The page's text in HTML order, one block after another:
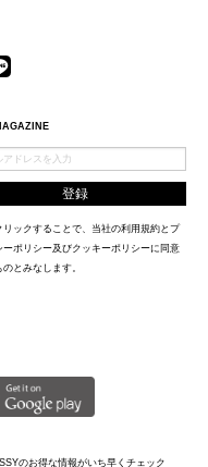
リックすることで、当社の利用規約とプ
ーポリシー及びクッキーポリシーに同意
のとみなします。
のお得な情報がいち早くチェック